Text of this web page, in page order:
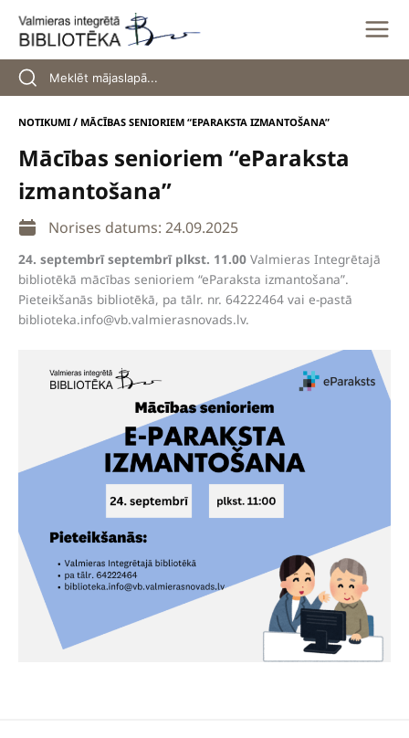
content
NOTIKUMI / MĀCĪBAS SENIORIEM “EPARAKSTA IZMANTOŠANA”
Mācības senioriem “eParaksta
izmantošana”
Norises datums: 24.09.2025
24. septembrī septembrī plkst. 11.00 Valmieras Integrētajā
bibliotēkā mācības senioriem “eParaksta izmantošana”.
Pieteikšanās bibliotēkā, pa tālr. nr. 64222464 vai e-pastā
biblioteka.info@vb.valmierasnovads.lv.